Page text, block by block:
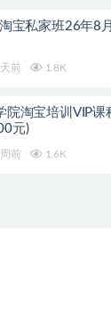
宝私家班26年8
前 1.8K
院淘宝培训VIP课
元)
前 1.6K